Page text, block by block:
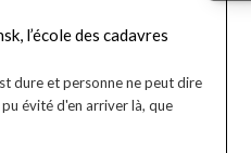
l’école des cadavres
dure et personne ne peut dire
évité d'en arriver là, que